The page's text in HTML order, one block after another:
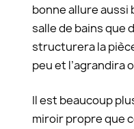
bonne allure aussi
salle de bains que
structurera la
peu et l’agrandira
Il est beaucoup
miroir propre que